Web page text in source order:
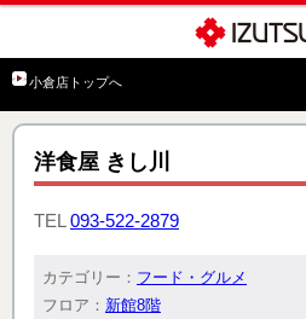
小倉店トップへ
洋食屋 きし川
TEL 093-522-2879
カテゴリー： フード・グルメ
フロア： 新館8階